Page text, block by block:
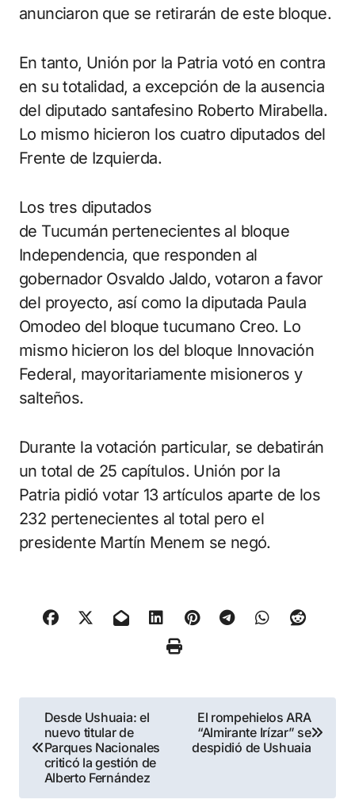
anunciaron que se retirarán de este bloque.
En tanto, Unión por la Patria votó en contra
en su totalidad, a excepción de la ausencia
del diputado santafesino Roberto Mirabella.
Lo mismo hicieron los cuatro diputados del
Frente de Izquierda.
Los tres diputados
de Tucumán pertenecientes al bloque
Independencia, que responden al
gobernador Osvaldo Jaldo, votaron a favor
del proyecto, así como la diputada Paula
Omodeo del bloque tucumano Creo. Lo
mismo hicieron los del bloque Innovación
Federal, mayoritariamente misioneros y
salteños.
Durante la votación particular, se debatirán
un total de 25 capítulos. Unión por la
Patria pidió votar 13 artículos aparte de los
232 pertenecientes al total pero el
presidente Martín Menem se negó.
Navegación
de
entradas
Desde Ushuaia: el
nuevo titular de
Parques Nacionales
criticó la gestión de
Alberto Fernández
El rompehielos ARA
“Almirante Irízar” se
despidió de Ushuaia